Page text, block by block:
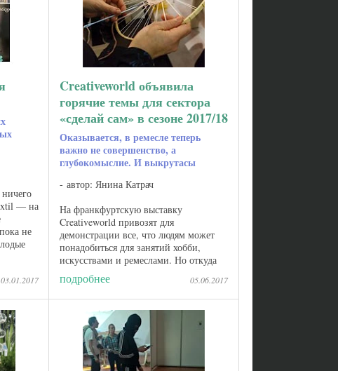
— на
не
03.01.2017
Creativeworld объявила
горячие темы для сектора
«сделай сам» в сезоне 2017/18
Оказывается, в ремесле теперь
важно не совершенство, а
глубокомыслие. И выкрутасы
автор: Янина Катрач
На франкфуртскую выставку
Creativeworld привозят для
демонстрации все, что людям может
понадобиться для занятий хобби,
искусствами и ремеслами. Но откуда
же знать, что именно им понадобится?
Для этого специальные дизайнеры
отслеживают тенденции в ...
подробнее 05.06.2017